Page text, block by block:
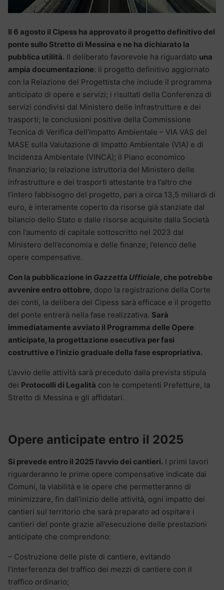
Il 6 agosto il Cipess ha approvato il progetto definitivo del
ponte sullo Stretto di Messina e ne ha dichiarato la
pubblica utilità. Il deliberato favorevole ha riguardato una
ampia documentazione: il progetto definitivo aggiornato
con la Relazione del Progettista che include il programma
anticipato di opere e servizi; i risultati della Conferenza di
servizi condivisi dal Ministero delle infrastrutture e dei
trasporti; le conclusioni positive della Commissione
Tecnica di Verifica dell’Impatto Ambientale – VIA VAS del
MASE sulla Valutazione di Impatto Ambientale (VIA) e di
Incidenza Ambientale (VINCA); il Piano economico
finanziario; la relazione istruttoria del Ministero delle
infrastrutture e dei trasporti attestante tra l’altro che
l’intero fabbisogno del progetto, pari a circa 13,5 miliardi di
euro, è interamente coperto da risorse già stanziate dal
bilancio dello Stato e dalle risorse acquisite dalla Società
con l’aumento di capitale sottoscritto nel 2023 dal
Ministero dell’economia e delle finanze; l’elenco delle
opere compensative.
Con la pubblicazione in Gazzetta Ufficiale, che potrebbe
avvenire entro ottobre, dopo la registrazione della Corte
dei conti, la delibera del Cipess sarà efficace e il progetto
del ponte entrerà nella fase realizzativa. Sarà
immediatamente avviato il Programma delle Opere
anticipate, la progettazione esecutiva per fasi
costruttive e l’inizio graduale della fase espropriativa.
L’avvio delle attività sarà preceduto dalla prevista stipula
dei Protocolli di Legalità con le competenti Prefetture, la
Stretto di Messina e gli affidatari.
Opere anticipate entro il 2025
Si prevede entro il 2025 l’avvio dei cantieri. I primi lavori
riguarderanno le prime opere compensative indicate dai
Comuni, la viabilità e le opere che permetteranno di
minimizzare, fin dall’inizio delle attività, ogni impatto dei
cantieri sul territorio che sarà preparato ad ospitare i
cantieri del ponte grazie all’esecuzione delle prestazioni
anticipate che comprendono:
– Costruzione delle piste di cantiere, evitando
l’interferenza del traffico dei mezzi di cantiere con il
traffico ordinario;